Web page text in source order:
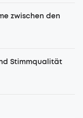
zwischen den
Stimmqualität